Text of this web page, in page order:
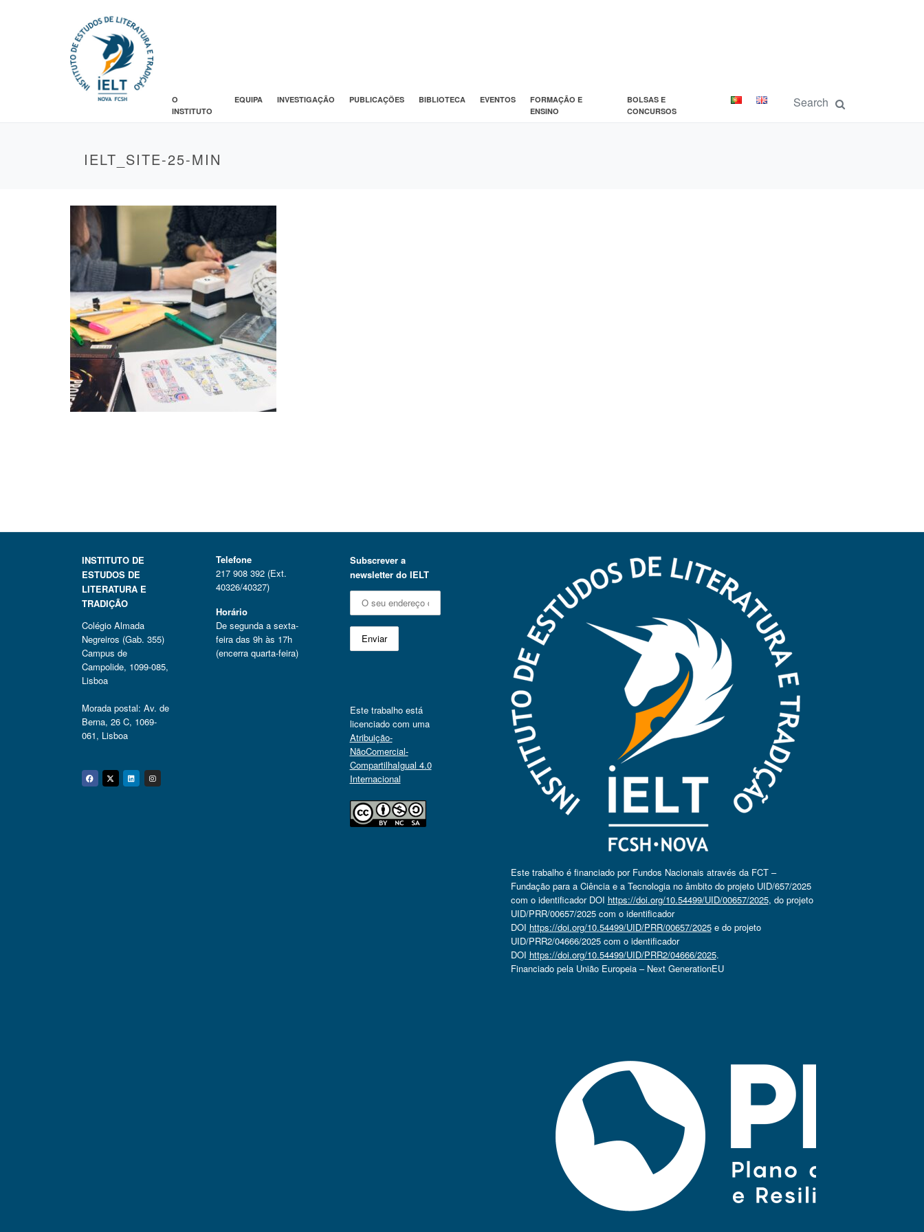
O
INSTITUTO
EQUIPA INVESTIGAÇÃO PUBLICAÇÕES BIBLIOTECA EVENTOS
FORMAÇÃO E
ENSINO
BOLSAS E
CONCURSOS
IELT_SITE-25-MIN
INSTITUTO DE
ESTUDOS DE
LITERATURA E
TRADIÇÃO
Colégio Almada
Negreiros (Gab. 355)
Campus de
Campolide, 1099-085,
Lisboa
Morada postal: Av. de
Berna, 26 C, 1069-
061, Lisboa
Facebook
Twitter
Linkedin
Instagram
Telefone
217 908 392 (Ext.
40326/40327)
Horário
De segunda a sexta-
feira das 9h às 17h
(encerra quarta-feira)
Subscrever a
newsletter do IELT
Este trabalho está
licenciado com uma
Atribuição-
NãoComercial-
CompartilhaIgual 4.0
Internacional
Este trabalho é financiado por Fundos Nacionais através da FCT –
Fundação para a Ciência e a Tecnologia no âmbito do projeto UID/657/2025
com o identificador DOI https://doi.org/10.54499/UID/00657/2025, do projeto
UID/PRR/00657/2025 com o identificador
DOI https://doi.org/10.54499/UID/PRR/00657/2025e do projeto
UID/PRR2/04666/2025 com o identificador
DOI https://doi.org/10.54499/UID/PRR2/04666/2025.
Financiado pela União Europeia – Next GenerationEU